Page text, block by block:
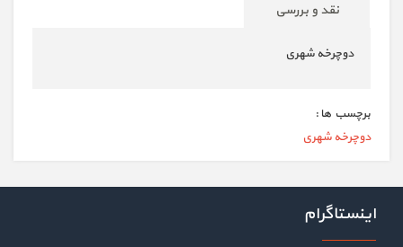
نقد و بررسی
دوچرخه شهری
برچسب ها :
دوچرخه شهری
اینستاگرام